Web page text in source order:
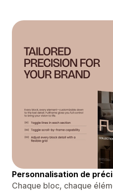
Personnalisation de
Chaque bloc, chaque